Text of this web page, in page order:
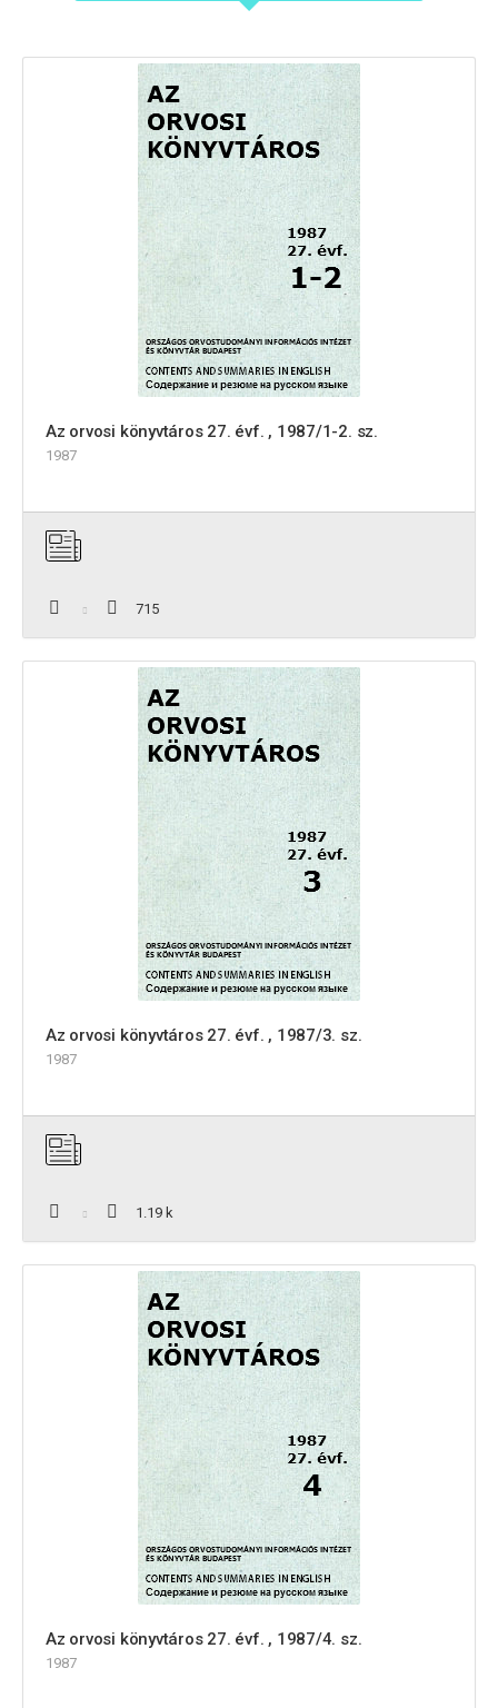
Az orvosi könyvtáros 27. évf. , 1987/1-2. sz.
1987
715
Az orvosi könyvtáros 27. évf. , 1987/3. sz.
1987
1.19 k
Az orvosi könyvtáros 27. évf. , 1987/4. sz.
1987